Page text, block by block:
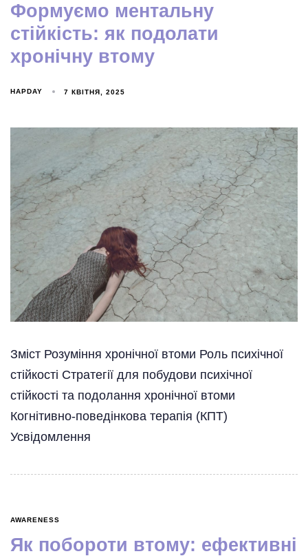
Формуємо ментальну
стійкість: як подолати
хронічну втому
HAPDAY 7 КВІТНЯ, 2025
Зміст Розуміння хронічної втоми Роль психічної
стійкості Стратегії для побудови психічної
стійкості та подолання хронічної втоми
Когнітивно-поведінкова терапія (КПТ)
Усвідомлення
AWARENESS
Як побороти втому: ефективні